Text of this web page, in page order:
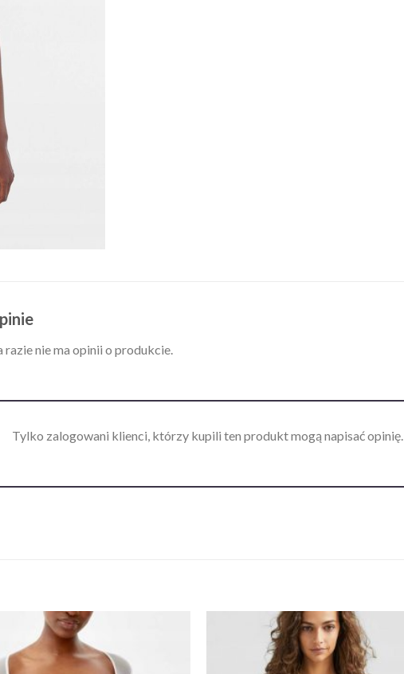
razie nie ma opinii o produkcie.
Tylko zalogowani klienci, którzy kupili ten produkt mogą napisać opinię.